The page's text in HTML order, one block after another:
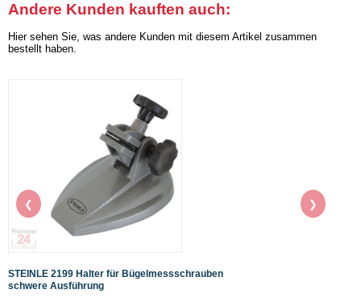
Andere Kunden kauften auch:
Hier sehen Sie, was andere Kunden mit diesem Artikel zusammen
bestellt haben.
STEINLE 2199 Halter für Bügelmessschrauben
schwere Ausführung
❮ ❯